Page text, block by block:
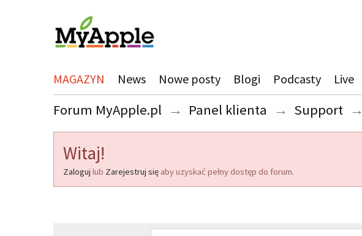
MAGAZYN News Nowe posty Blogi Podcasty Live
Forum MyApple.pl → Panel klienta → Support →
Witaj!
Zaloguj lub Zarejestruj się aby uzyskać pełny dostęp do forum.